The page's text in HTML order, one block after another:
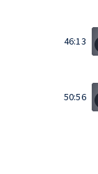
46:13
50:56